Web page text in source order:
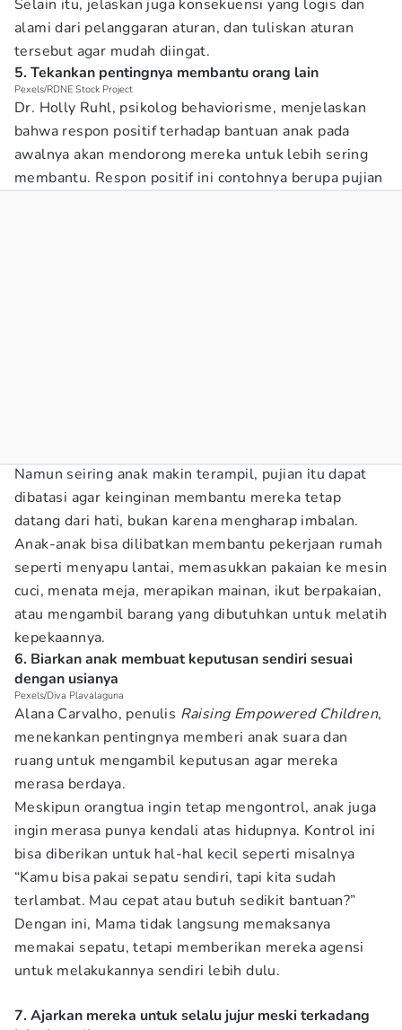
Selain itu, jelaskan juga konsekuensi yang logis dan
alami dari pelanggaran aturan, dan tuliskan aturan
tersebut agar mudah diingat.
5. Tekankan pentingnya membantu orang lain
Pexels/RDNE Stock Project
Dr. Holly Ruhl, psikolog behaviorisme, menjelaskan
bahwa respon positif terhadap bantuan anak pada
awalnya akan mendorong mereka untuk lebih sering
membantu. Respon positif ini contohnya berupa pujian
Namun seiring anak makin terampil, pujian itu dapat
dibatasi agar keinginan membantu mereka tetap
datang dari hati, bukan karena mengharap imbalan.
Anak-anak bisa dilibatkan membantu pekerjaan rumah
seperti menyapu lantai, memasukkan pakaian ke mesin
cuci, menata meja, merapikan mainan, ikut berpakaian,
atau mengambil barang yang dibutuhkan untuk melatih
kepekaannya.
6. Biarkan anak membuat keputusan sendiri sesuai
dengan usianya
Pexels/Diva Plavalaguna
Alana Carvalho, penulis Raising Empowered Children,
menekankan pentingnya memberi anak suara dan
ruang untuk mengambil keputusan agar mereka
merasa berdaya.
Meskipun orangtua ingin tetap mengontrol, anak juga
ingin merasa punya kendali atas hidupnya. Kontrol ini
bisa diberikan untuk hal-hal kecil seperti misalnya
“Kamu bisa pakai sepatu sendiri, tapi kita sudah
terlambat. Mau cepat atau butuh sedikit bantuan?”
Dengan ini, Mama tidak langsung memaksanya
memakai sepatu, tetapi memberikan mereka agensi
untuk melakukannya sendiri lebih dulu.
7. Ajarkan mereka untuk selalu jujur meski terkadang